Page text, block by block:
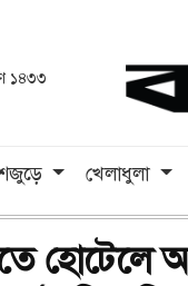
১৪৩৩
খেলাধুলা
হোটেলে